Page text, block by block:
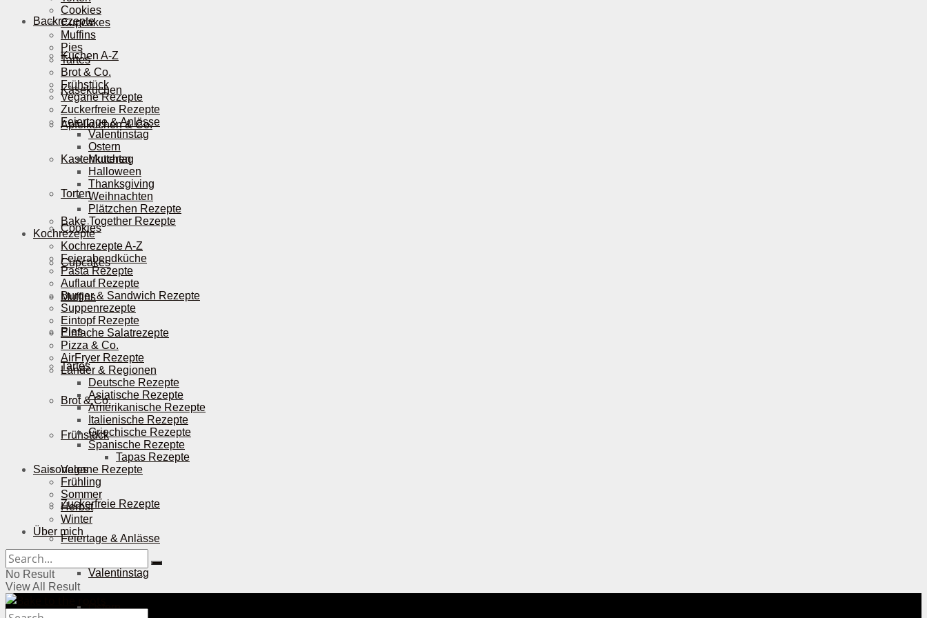
Backrezepte
Kuchen A-Z
Käsekuchen
Apfelkuchen & Co.
Kastenkuchen
Torten
Cookies
Cupcakes
Muffins
Pies
Tartes
Brot & Co.
Frühstück
Vegane Rezepte
Zuckerfreie Rezepte
Feiertage & Anlässe
Valentinstag
Ostern
Cookies
Cupcakes
Muffins
Pies
Tartes
Brot & Co.
Frühstück
Vegane Rezepte
Zuckerfreie Rezepte
Feiertage & Anlässe
Valentinstag
Ostern
Muttertag
Halloween
Thanksgiving
Weihnachten
Plätzchen Rezepte
Bake Together Rezepte
Kochrezepte
Kochrezepte A-Z
Feierabendküche
Pasta Rezepte
Auflauf Rezepte
Burger & Sandwich Rezepte
Suppenrezepte
Eintopf Rezepte
Einfache Salatrezepte
Pizza & Co.
AirFryer Rezepte
Länder & Regionen
Deutsche Rezepte
Asiatische Rezepte
Amerikanische Rezepte
Italienische Rezepte
Griechische Rezepte
Spanische Rezepte
Tapas Rezepte
Saisonales
Frühling
Sommer
Herbst
Winter
Über mich
No Result
View All Result